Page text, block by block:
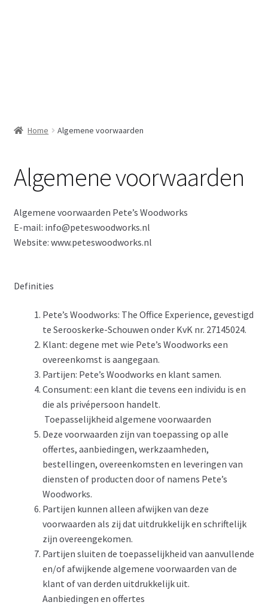
Privacy verklaring
Relatie geschenken
Shaper Origin handgestuurde cnc frees
Uithangborden
Winkelmand
Home Algemene voorwaarden
Algemene voorwaarden
Algemene voorwaarden Pete’s Woodworks
E-mail: info@peteswoodworks.nl
Website: www.peteswoodworks.nl
Definities
Pete’s Woodworks: The Office Experience, gevestigd
te Serooskerke-Schouwen onder KvK nr. 27145024.
Klant: degene met wie Pete’s Woodworks een
overeenkomst is aangegaan.
Partijen: Pete’s Woodworks en klant samen.
Consument: een klant die tevens een individu is en
die als privépersoon handelt.
Toepasselijkheid algemene voorwaarden
Deze voorwaarden zijn van toepassing op alle
offertes, aanbiedingen, werkzaamheden,
bestellingen, overeenkomsten en leveringen van
diensten of producten door of namens Pete’s
Woodworks.
Partijen kunnen alleen afwijken van deze
voorwaarden als zij dat uitdrukkelijk en schriftelijk
zijn overeengekomen.
Partijen sluiten de toepasselijkheid van aanvullende
en/of afwijkende algemene voorwaarden van de
klant of van derden uitdrukkelijk uit.
Aanbiedingen en offertes